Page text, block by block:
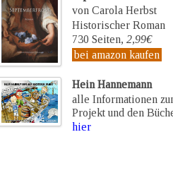
von Carola Herbst
Historischer Roman
730 Seiten, 2,99€
bei amazon kaufen
Hein Hannemann
alle Informationen
Projekt und den
hier